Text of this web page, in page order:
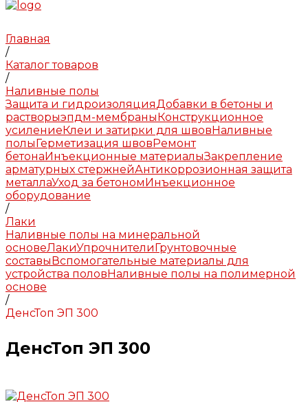
Главная
/
Каталог товаров
/
Наливные полы
Защита и гидроизоляцияДобавки в бетоны и
растворыэпдм-мембраны Конструкционное
усиление Клеи и затирки для швов Наливные
полы Герметизация швов Ремонт
бетона Инъекционные материалыЗакрепление
арматурных стержнейАнтикоррозионная защита
металлаУход за бетоном Инъекционное
оборудование
/
Лаки
Наливные полы на минеральной
основеЛакиУпрочнители Грунтовочные
составы Вспомогательные материалы для
устройства полов Наливные полы на полимерной
основе
/
ДенсТоп ЭП 300
ДенсТоп ЭП 300